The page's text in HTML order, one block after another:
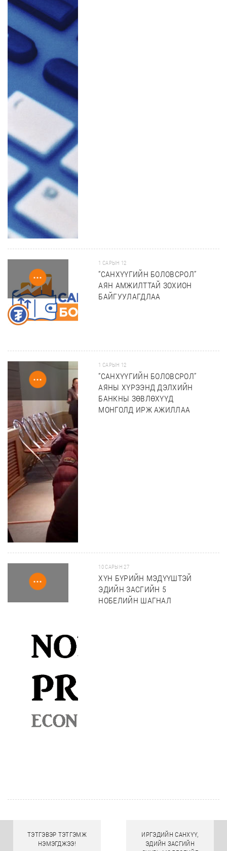
1 САРЫН 12
“САНХҮҮГИЙН БОЛОВСРОЛ”
АЯН АМЖИЛТТАЙ ЗОХИОН
БАЙГУУЛАГДЛАА
1 САРЫН 12
“САНХҮҮГИЙН БОЛОВСРОЛ”
АЯНЫ ХҮРЭЭНД ДЭЛХИЙН
БАНКНЫ ЗӨВЛӨХҮҮД
МОНГОЛД ИРЖ АЖИЛЛАА
10 САРЫН 27
ХҮН БҮРИЙН МЭДҮҮШТЭЙ
ЭДИЙН ЗАСГИЙН 5
НОБЕЛИЙН ШАГНАЛ
ТЭТГЭВЭР ТЭТГЭМЖ
НЭМЭГДЖЭЭ!
ИРГЭДИЙН САНХҮҮ,
ЭДИЙН ЗАСГИЙН